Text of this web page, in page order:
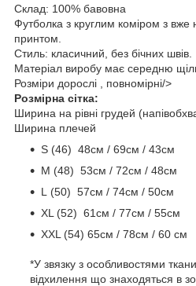
Склад: 100% бавовна
Футболка з круглим коміром з
принтом.
Стиль: класичний, без бічних швів.
Матеріал виробу має середню
Розміри дорослі , повномірні/>
Розмірна сітка:
Ширина на рівні грудей
Ширина плечей
S (46) 48cм / 69cм / 43см
M (48) 53см / 72см / 48cм
L (50) 57см / 74см / 50см
ХL (52) 61см / 77см / 55см
ХХL (54) 65см / 78см / 60 см
*У звязку з особливостями
відхилення що знаходяться в